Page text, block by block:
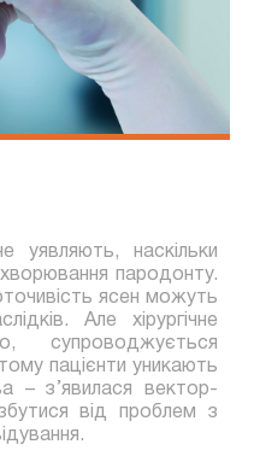
уявляють, наскільки
пародонту.
ясен можуть
Але хірургічне
супроводжується
пацієнти уникають
– з’явилася вектор-
від проблем з